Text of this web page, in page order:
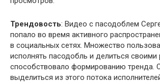
Трендовость: Видео с пасодоблем
попало во время активного
в социальных сетях. Множество
исполнять пасодобль и делиться своими
способствовало формированию тренда.
выделиться из этого потока